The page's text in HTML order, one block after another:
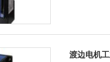
渡边电机